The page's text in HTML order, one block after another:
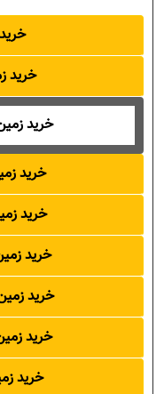
خرید
خرید
خرید
خرید
خرید
خرید
خرید
خرید